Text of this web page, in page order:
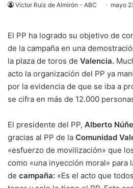
Víctor Ruiz de Almirón - ABC mayo
El PP ha logrado su objetivo de
de la campaña en una
la plaza de toros de Valencia.
acto la organización del PP ya
por la evidencia de que se iba a
se cifra en más de 12.000
El presidente del PP, Alberto
gracias al PP de la Comunidad
«esfuerzo de movilización» que
como «una inyección moral» para
de campaña: «Es el acto que